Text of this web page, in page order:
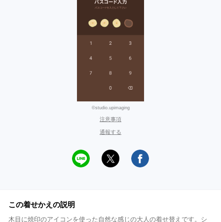
©studio.upimaging
注意事項
通報する
この着せかえの説明
木目に焼印のアイコンを使った自然な感じの大人の着せ替えです。シ